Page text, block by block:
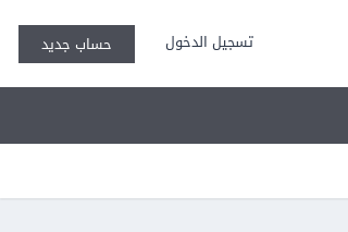
تسجيل الدخول حساب جديد